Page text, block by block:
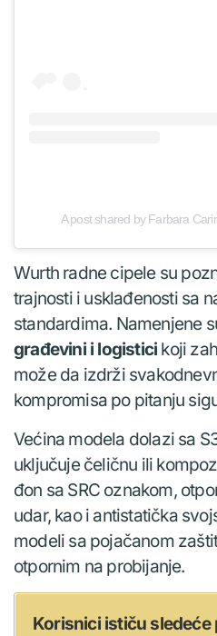
A post shared by Farbara
Wurth radne cipele su
trajnosti i usklađenosti sa
standardima. Namenjene
građevini i logistici koji
može da izdrži
kompromisa po pitanju
Većina modela dolazi sa
uključuje čeličnu ili
đon sa SRC oznakom,
udar, kao i antistatička
modeli sa pojačanom
otpornim na probijanje.
Korisnici ističu sledeće